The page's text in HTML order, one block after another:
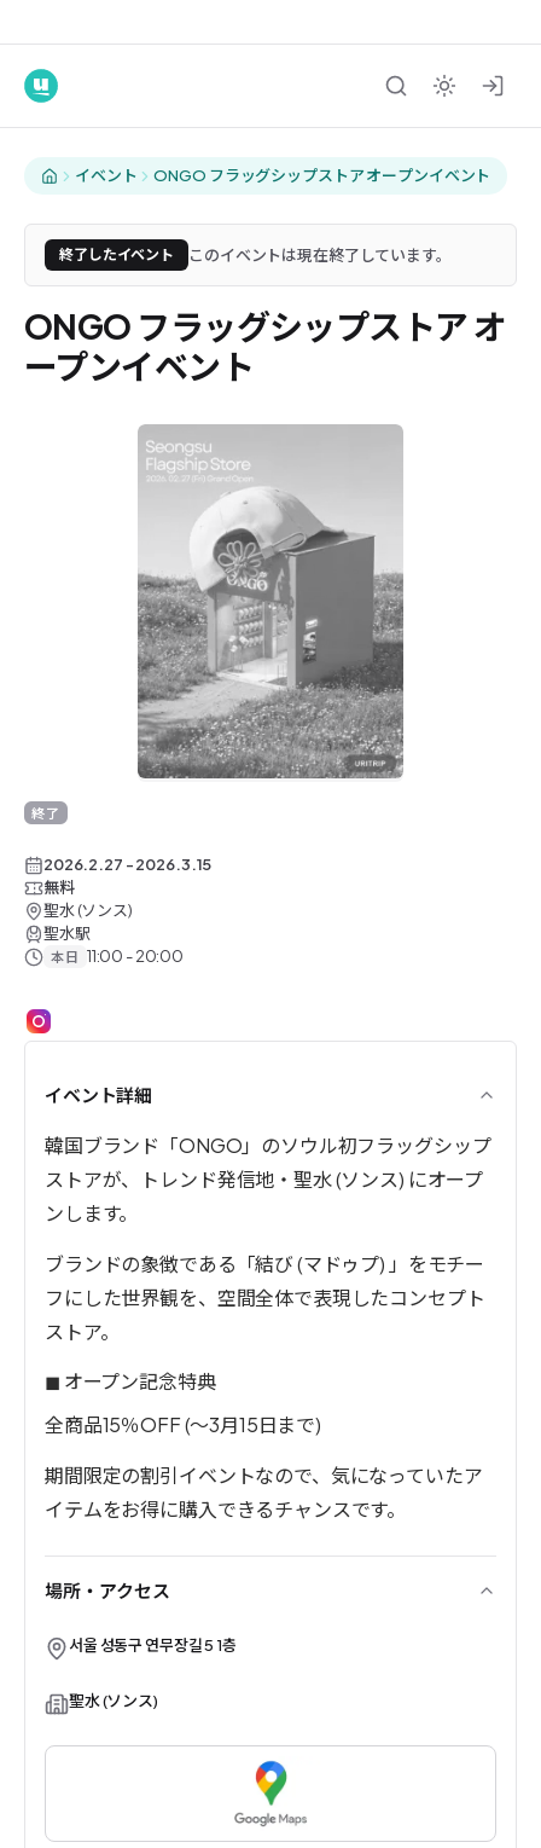
イベント ONGO フラッグシップストア オープンイベント
終了したイベント このイベントは現在終了しています。
ONGO フラッグシップストア オ
ープンイベント
終了
2026.2.27 -2026.3.15
無料
聖水 (ソンス)
聖水駅
本日 11:00 - 20:00
イベント詳細
韓国ブランド「ONGO」のソウル初フラッグシップ
ストアが、トレンド発信地・聖水 (ソンス) にオープ
ンします。
ブランドの象徴である「結び (マドゥプ) 」をモチー
フにした世界観を、空間全体で表現したコンセプト
ストア。
◼︎ オープン記念特典
全商品15％OFF (〜3月15日まで)
期間限定の割引イベントなので、気になっていたア
イテムをお得に購入できるチャンスです。
場所・アクセス
서울 성동구 연무장길 5 1층
聖水 (ソンス)